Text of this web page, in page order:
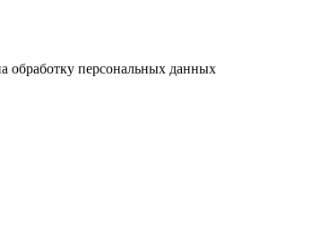
обработку персональных данных